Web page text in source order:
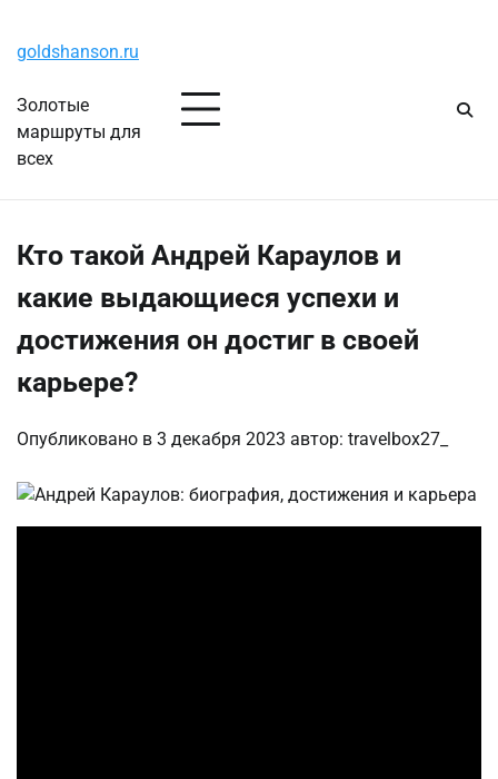
содержимому
goldshanson.ru
Золотые
маршруты для
всех
Кто такой Андрей Караулов и
какие выдающиеся успехи и
достижения он достиг в своей
карьере?
Опубликовано в 3 декабря 2023 автор: travelbox27_